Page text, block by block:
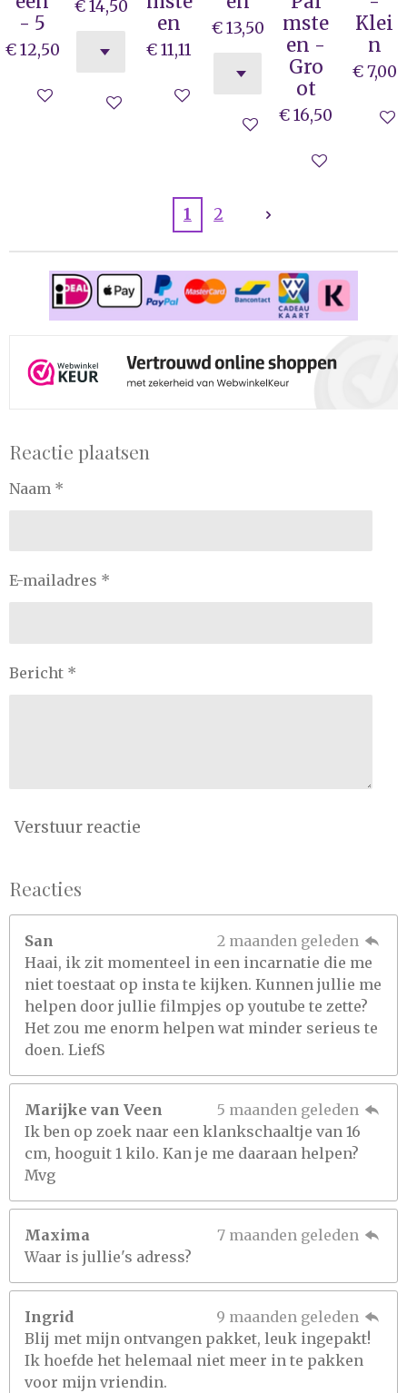
- 5
€ 12,50
In winkelwagen
€ 14,50
In winkelwagen
en
€ 11,11
In winkelwagen
€ 13,50
In winkelwagen
mste
en -
Gro
ot
€ 16,50
In
Klei
n
€ 7,00
In
1 2
Reactie plaatsen
Naam *
E-mailadres *
Bericht *
Verstuur reactie
Reacties
San
2 maanden geleden
Haai, ik zit momenteel in een incarnatie die me
niet toestaat op insta te kijken. Kunnen jullie me
helpen door jullie filmpjes op youtube te zette?
Het zou me enorm helpen wat minder serieus te
doen. LiefS
Marijke van Veen
5 maanden geleden
Ik ben op zoek naar een klankschaaltje van 16
cm, hooguit 1 kilo. Kan je me daaraan helpen?
Mvg
Maxima
7 maanden geleden
Waar is jullie's adress?
Ingrid
9 maanden geleden
Blij met mijn ontvangen pakket, leuk ingepakt!
Ik hoefde het helemaal niet meer in te pakken
voor mijn vriendin.